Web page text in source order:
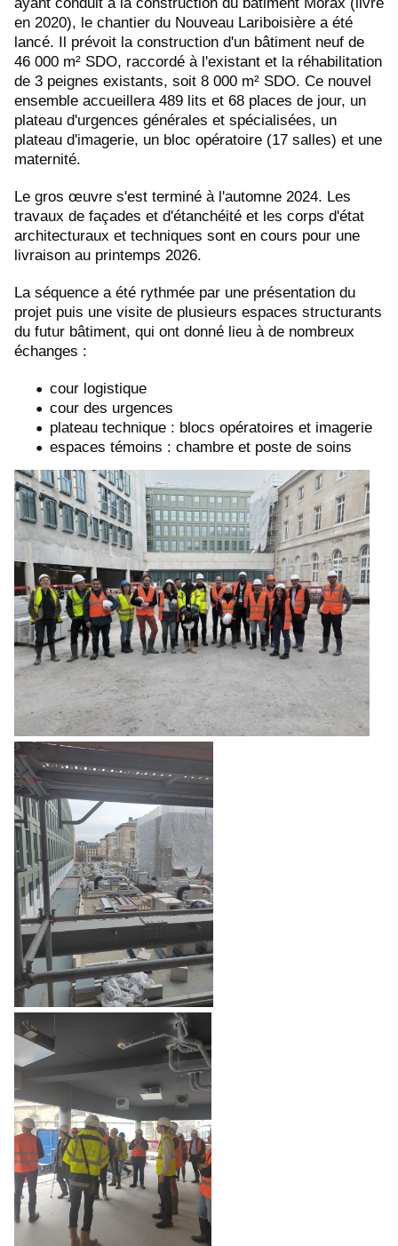
en 2020), le chantier du Nouveau Lariboisière a été
lancé. Il prévoit la construction d'un bâtiment neuf de
46 000 m² SDO, raccordé à l'existant et la réhabilitation
de 3 peignes existants, soit 8 000 m² SDO. Ce nouvel
ensemble accueillera 489 lits et 68 places de jour, un
plateau d'urgences générales et spécialisées, un
plateau d'imagerie, un bloc opératoire (17 salles) et une
maternité.
Le gros œuvre s'est terminé à l'automne 2024. Les
travaux de façades et d'étanchéité et les corps d'état
architecturaux et techniques sont en cours pour une
livraison au printemps 2026.
La séquence a été rythmée par une présentation du
projet puis une visite de plusieurs espaces structurants
du futur bâtiment, qui ont donné lieu à de nombreux
échanges :
cour logistique
cour des urgences
plateau technique : blocs opératoires et imagerie
espaces témoins : chambre et poste de soins